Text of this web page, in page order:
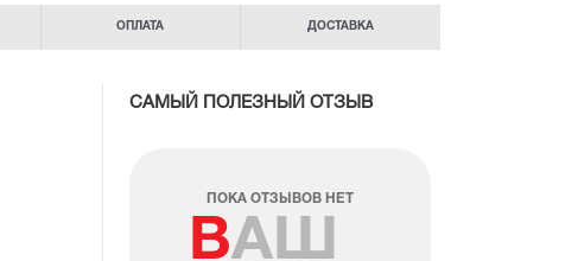
ОПЛАТА ДОСТАВКА
САМЫЙ ПОЛЕЗНЫЙ ОТЗЫВ
ПОКА ОТЗЫВОВ НЕТ
ВАШ